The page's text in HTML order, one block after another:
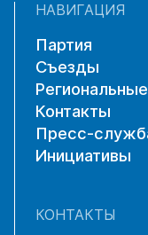
НАВИГАЦИЯ
Партия
Съезды
Контакты
Пресс-
Инициативы
КОНТАКТЫ